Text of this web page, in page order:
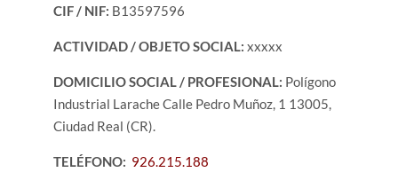
CIF / NIF: B13597596
ACTIVIDAD / OBJETO SOCIAL: xxxxx
DOMICILIO SOCIAL / PROFESIONAL: Polígono
Industrial Larache Calle Pedro Muñoz, 1 13005,
Ciudad Real (CR).
TELÉFONO: 926.215.188